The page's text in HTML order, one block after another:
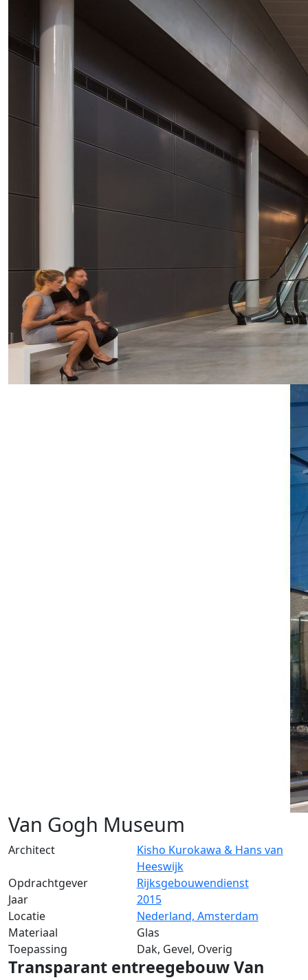
Van Gogh Museum
Architect
Kisho Kurokawa & Hans van
Heeswijk
Opdrachtgever
Rijksgebouwendienst
Jaar
2015
Locatie
Nederland, Amsterdam
Materiaal
Glas
Toepassing
Dak, Gevel, Overig
Transparant entreegebouw Van